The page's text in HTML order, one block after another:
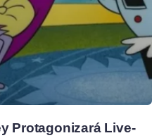
Protagonizará Live-